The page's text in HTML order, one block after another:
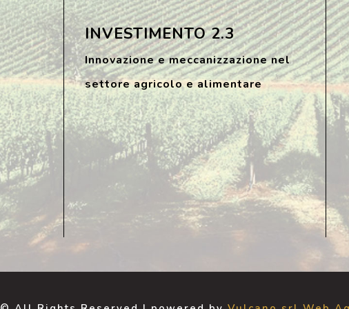
INVESTIMENTO 2.3
Innovazione e meccanizzazione nel
settore agricolo e alimentare